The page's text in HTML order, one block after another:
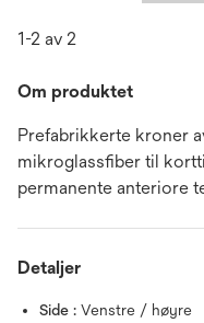
1-2 av 2
Om produktet
Prefabrikkerte kroner
mikroglassfiber til
permanente anteriore
Detaljer
Side : Venstre / høyre